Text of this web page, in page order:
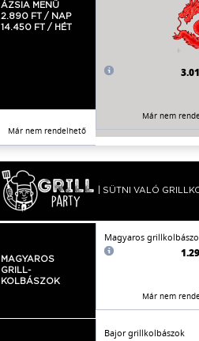
ÁZSIA MENÜ
2.890 FT / NAP
14.450 FT / HÉT
Már nem rendelhető
Már nem
| SÜTNI VALÓ
MAGYAROS
GRILL-
KOLBÁSZOK
Magyaros
Már nem
Bajor grillkolbászok